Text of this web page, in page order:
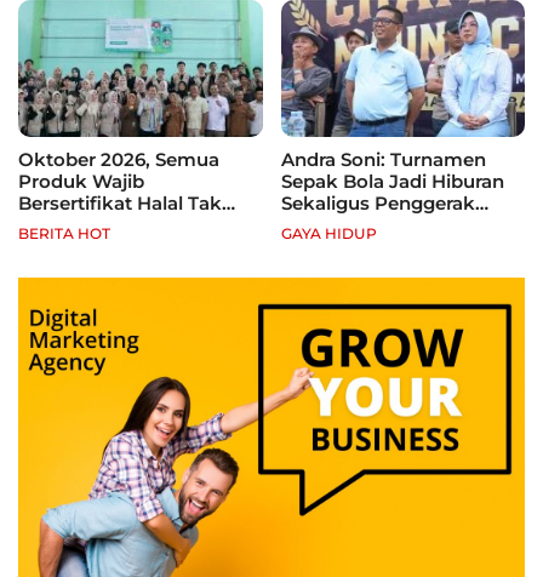
Oktober 2026, Semua
Produk Wajib
Bersertifikat Halal Tak
Kantongi Sertifikat Halal,
Pelaku Usaha Terancam
BERITA HOT
Andra Soni: Turnamen
Sepak Bola Jadi Hiburan
Sekaligus Penggerak
Ekonomi Rakyat
GAYA HIDUP